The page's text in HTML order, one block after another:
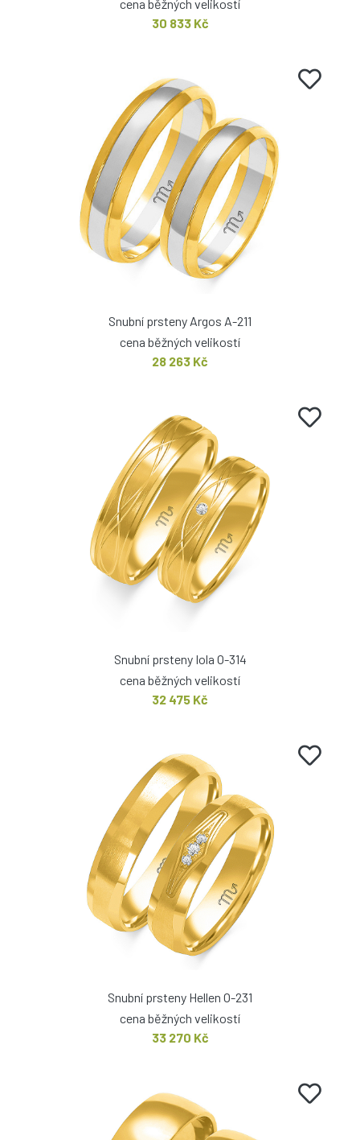
cena běžných velikostí
30 833 Kč
Snubní prsteny Argos A-211
cena běžných velikostí
28 263 Kč
Snubní prsteny Iola O-314
cena běžných velikostí
32 475 Kč
Snubní prsteny Hellen O-231
cena běžných velikostí
33 270 Kč